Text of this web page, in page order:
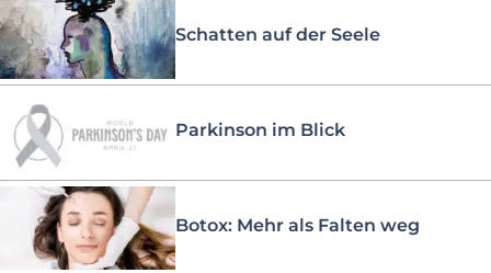
Schatten auf der Seele
Parkinson im Blick
Botox: Mehr als Falten weg